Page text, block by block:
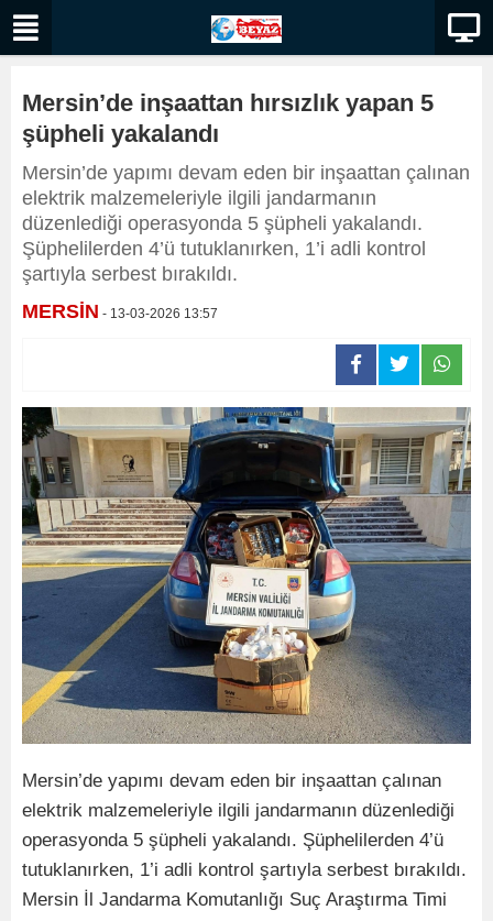
Mersin’de inşaattan hırsızlık yapan 5
şüpheli yakalandı
Mersin’de yapımı devam eden bir inşaattan çalınan
elektrik malzemeleriyle ilgili jandarmanın
düzenlediği operasyonda 5 şüpheli yakalandı.
Şüphelilerden 4’ü tutuklanırken, 1’i adli kontrol
şartıyla serbest bırakıldı.
MERSİN - 13-03-2026 13:57
Mersin’de yapımı devam eden bir inşaattan çalınan
elektrik malzemeleriyle ilgili jandarmanın düzenlediği
operasyonda 5 şüpheli yakalandı. Şüphelilerden 4’ü
tutuklanırken, 1’i adli kontrol şartıyla serbest bırakıldı.
Mersin İl Jandarma Komutanlığı Suç Araştırma Timi